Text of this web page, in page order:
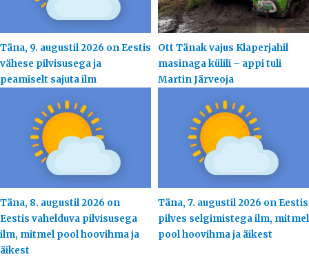
Täna, 9. augustil 2026 on Eestis
vähese pilvisusega ja
peamiselt sajuta ilm
Ott Tänak vajus Klaperjahil
masinaga külili – appi tuli
Martin Järveoja
Täna, 8. augustil 2026 on
Eestis vahelduva pilvisusega
ilm, mitmel pool hoovihma ja
äikest
Täna, 7. augustil 2026 on Eestis
pilves selgimistega ilm, mitmel
pool hoovihma ja äikest